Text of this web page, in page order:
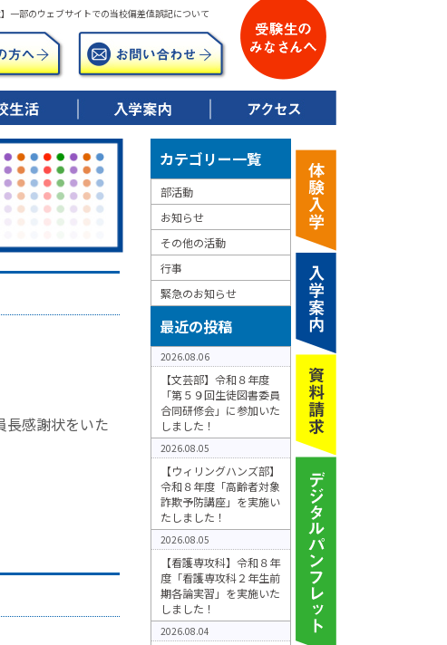
】一部のウェブサイトでの当校偏差値誤記について
事介 ▶ 令和8年度募集要項
▶ 校納金について
▶ 特典制度について
長感謝状をいた
カテゴリー一覧
部活動
お知らせ
その他の活動
行事
緊急のお知らせ
最近の投稿
2026.08.06
【文芸部】令和８年度
「第５９回生徒図書委員
合同研修会」に参加いた
しました！
2026.08.05
【ウィリングハンズ部】
令和８年度「高齢者対象
詐欺予防講座」を実施い
たしました！
2026.08.05
【看護専攻科】令和８年
度「看護専攻科２年生前
期各論実習」を実施いた
しました！
2026.08.04